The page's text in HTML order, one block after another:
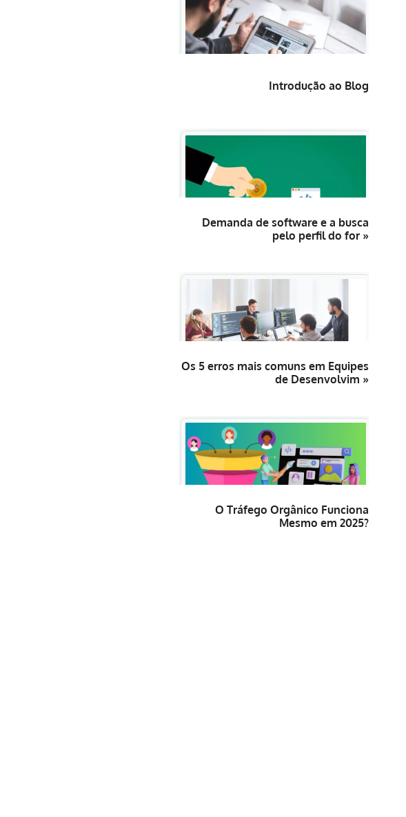
Introdução ao Blog
Demanda de software e a busca
pelo perfil do for »
Os 5 erros mais comuns em Equipes
de Desenvolvim »
O Tráfego Orgânico Funciona
Mesmo em 2025?